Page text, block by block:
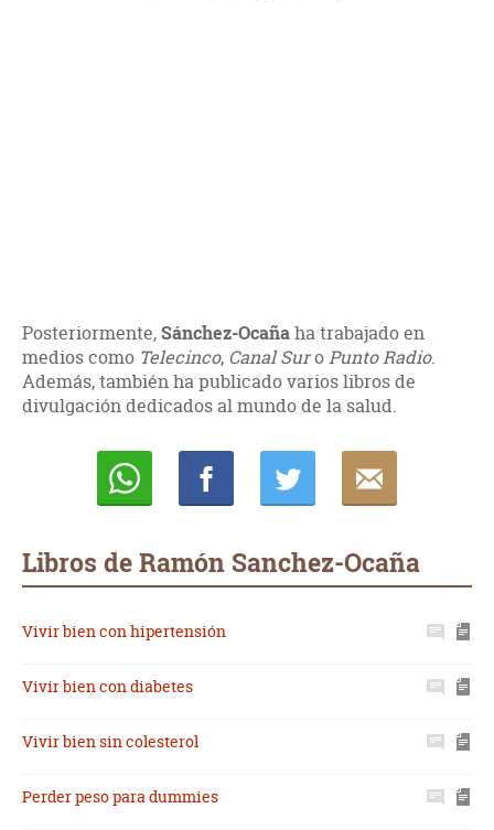
Posteriormente,Sánchez-Ocañaha trabajado en
medios como Telecinco, Canal SuroPunto Radio.
Además, también ha publicado varios libros de
divulgación dedicados al mundo de la salud.
Libros de Ramón Sanchez-Ocaña
Vivir bien con hipertensión
Vivir bien con diabetes
Vivir bien sin colesterol
Perder peso para dummies